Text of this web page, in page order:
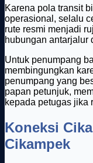
Karena pola transit
operasional, selalu
rute resmi menjadi
hubungan antarjalur
Untuk penumpang
membingungkan
penumpang yang
papan petunjuk,
kepada petugas jika
Koneksi
Cikampek